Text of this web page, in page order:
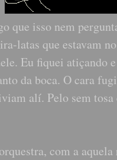
que isso nem
latas que estavam
Eu fiquei atiçando
da boca. O cara
alí. Pelo sem tosa
com a